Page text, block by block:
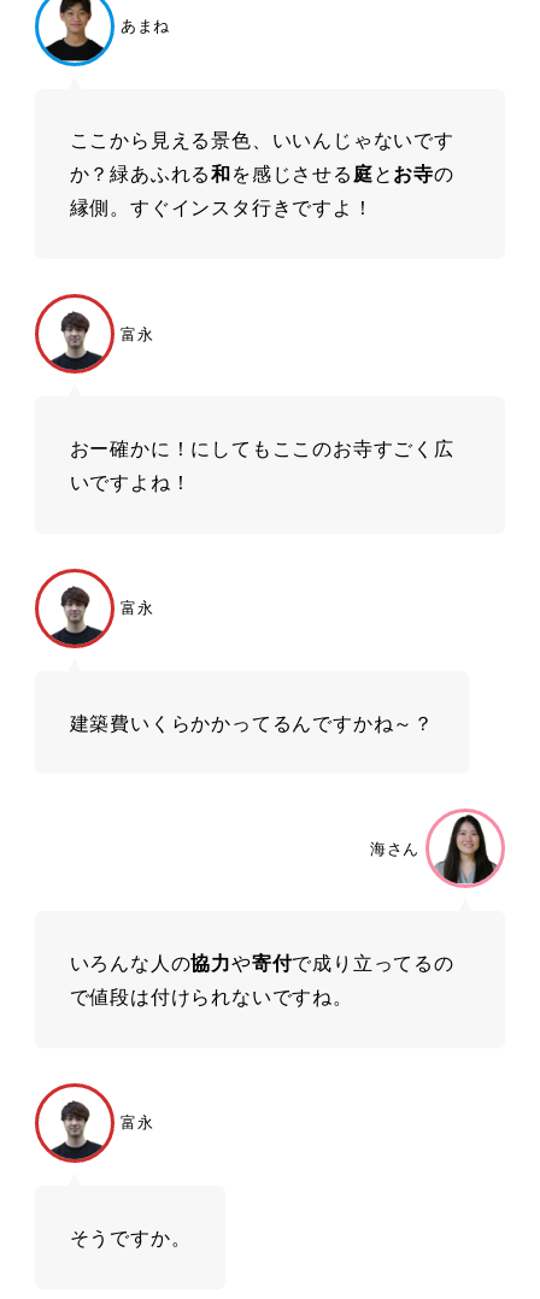
あまね
ここから見える景色、いいんじゃないです
か？緑あふれる和を感じさせる庭とお寺の
縁側。すぐインスタ行きですよ！
富永
おー確かに！にしてもここのお寺すごく広
いですよね！
富永
建築費いくらかかってるんですかね～？
海さん
いろんな人の協力や寄付で成り立ってるの
で値段は付けられないですね。
富永
そうですか。